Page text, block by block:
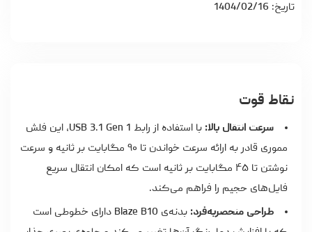
تاریخ: 1404/02/16
نقاط قوت
سرعت انتقال بالا:
با استفاده از رابط USB 3.1 Gen 1، این فلش
مموری قادر به ارائه سرعت خواندن تا ۹۰ مگابایت بر ثانیه و سرعت
نوشتن تا ۴۵ مگابایت بر ثانیه است که امکان انتقال سریع
فایل‌های حجیم را فراهم می‌کند.
طراحی منحصربه‌فرد:
بدنه‌ی Blaze B10 دارای خطوطی است